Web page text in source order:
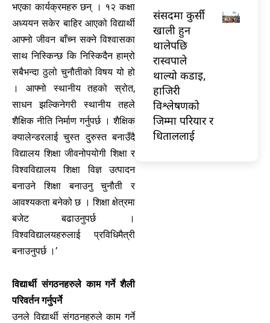
भएका कार्यक्रमहरु छन् । १२ कक्षा
अध्ययन सकेर बाहिर आएको विद्यार्थी
आफ्नो जीवन बाँच्न सक्ने विश्वासका
साथ निस्किन्छ कि निस्किदैन हाम्रो
सबैभन्दा ठुलो चुनौतीको विषय यो हो
। आफ्नो स्थानीय तहको स्रोत,
साधन झल्किनेगरी स्थानीय तहले
शैक्षिक नीति निर्माण गर्नुपर्छ । शैक्षिक
क्यालेन्डरलाई चुस्त दुरुस्त बनाउँदै
विद्यालय शिक्षा जीवनोपयोगी शिक्षा र
विश्वविद्यालय शिक्षा विज्ञ उत्पादन
बनाउने शिक्षा बनाउनु चुनौती र
आवश्यकता बनेको छ । शिक्षा क्षेत्रमा
बजेट बढाउनुपर्छ ।
विश्वविद्यालयहरुलाई प्रविधिमैत्री
बनाउनुपर्छ ।’
विद्यार्थी संगठनहरुले काम गर्ने शैली
परिवर्तन गर्नुपर्ने
उनले विद्यार्थी संगठनहरुले काम गर्ने
संसदमा कुर्सी
खाली हुन
थालेपछि
रास्वपाले
थाल्यो कडाइ,
हाजिरी
विश्लेषणको
जिम्मा परियार र
धिताललाई